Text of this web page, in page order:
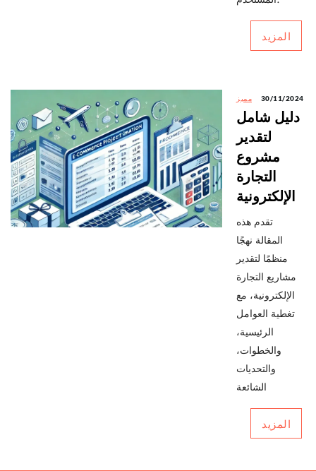
المزيد
مميز 30/11/2024
دليل شامل
لتقدير
مشروع
التجارة
الإلكترونية
تقدم هذه
المقالة نهجًا
منظمًا لتقدير
مشاريع التجارة
الإلكترونية، مع
تغطية العوامل
الرئيسية،
والخطوات،
والتحديات
الشائعة
المزيد